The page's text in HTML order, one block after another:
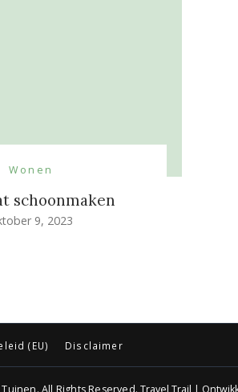
Wonen
schoonmaken
9, 2023
(EU) Disclaimer
. All Rights Reserved.Travel Trail |